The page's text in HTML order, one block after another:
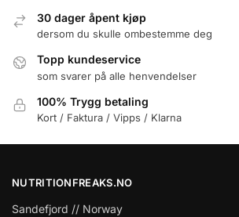
30 dager åpent kjøp
dersom du skulle ombestemme deg
Topp kundeservice
som svarer på alle henvendelser
100% Trygg betaling
Kort / Faktura / Vipps / Klarna
NUTRITIONFREAKS.NO
Sandefjord // Norway